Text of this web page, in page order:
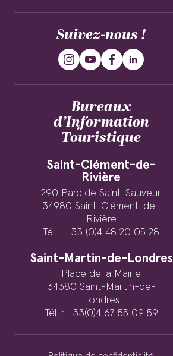
Suivez-nous !
Bureaux
d’Information
Touristique
Saint-Clément-de-
Rivière
290 Parc de Saint-Sauveur
34980 Saint-Clément-de-
Rivière
Tél. : +33 (0)4 48 20 05 28
Saint-Martin-de-Londres
Place de la Mairie
34380 Saint-Martin-de-
Londres
Tél. : +33(0)4 67 55 09 59